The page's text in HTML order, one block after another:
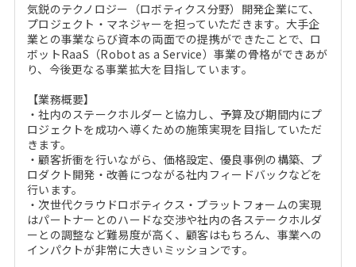
MBAを生かす求人特集
年齢と年収の相関図
MBA NETWORKING
気鋭のテクノロジー（ロボティクス分野）開発企業にて、
プロジェクト・マネジャーを担っていただきます。大手企
業との事業ならび資本の両面での提携ができたことで、ロ
ボットRaaS（Robot as a Service）事業の骨格ができあが
り、今後更なる事業拡大を目指しています。
【業務概要】
・社内のステークホルダーと協力し、予算及び期間内にプ
ロジェクトを成功へ導くための施策実現を目指していただ
きます。
・顧客折衝を行いながら、価格設定、優良事例の構築、プ
ロダクト開発・改善につながる社内フィードバックなどを
行います。
・次世代クラウドロボティクス・プラットフォームの実現
はパートナーとのハードな交渉や社内の各ステークホルダ
ーとの調整など難易度が高く、顧客はもちろん、事業への
インパクトが非常に大きいミッションです。